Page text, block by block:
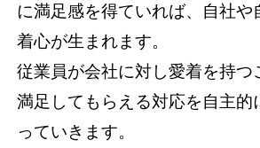
に満足感を得ていれば、自社や
着心が生まれます。
従業員が会社に対し愛着を持つ
満足してもらえる対応を自主的
っていきます。